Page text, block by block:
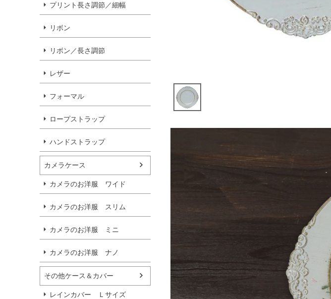
プリント長さ調節／細幅
リボン
リボン／長さ調節
レザー
フォーマル
ロープストラップ
ハンドストラップ
カメラケース
カメラのお洋服 ワイド
カメラのお洋服 スリム
カメラのお洋服 ミニ
カメラのお洋服 ナノ
その他ケース＆カバー
レインカバー Ｌサイズ